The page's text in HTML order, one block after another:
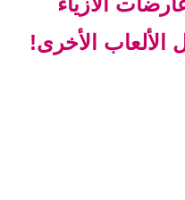
الألعاب الأخرى!